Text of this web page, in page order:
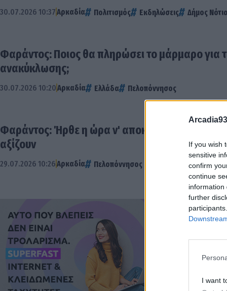
If you wish
sensitive
confirm
continue
information
further
I want
30.07.2026 10:37Αρκαδία Πολιτισμός Εκδηλώσεις Δήμος
Φαράντος: Ποιος θα πληρώσει το μάρμαρο για
ανακύκλωσης;
30.07.2026 10:20Αρκαδία Ελλάδα Πελοπόννησος
Φαράντος: Ήρθε η ώρα ν' αποκτήσει και η
αξίζουν
29.07.2026 10:26Αρκαδία Πελοπόννησος